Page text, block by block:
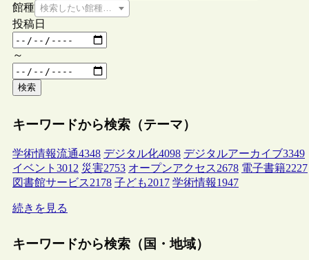
館種 検索したい館種を選択してください
投稿日
～
検索
キーワードから検索（テーマ）
学術情報流通4348 デジタル化4098 デジタルアーカイブ3349
イベント 3012 災害2753 オープンアクセス2678 電子書籍2227
図書館サービス2178 子ども2017 学術情報1947
続きを見る
キーワードから検索（国・地域）